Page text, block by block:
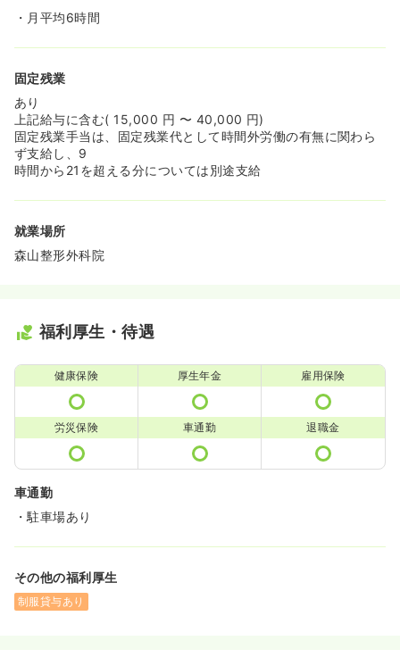
・月平均6時間
固定残業
あり
上記給与に含む( 15,000 円 〜 40,000 円)
固定残業手当は、固定残業代として時間外労働の有無に関わら
ず支給し、9
時間から21を超える分については別途支給
就業場所
森山整形外科院
福利厚生・待遇
健康保険 厚生年金 雇用保険
労災保険 車通勤 退職金
車通勤
・駐車場あり
その他の福利厚生
制服貸与あり